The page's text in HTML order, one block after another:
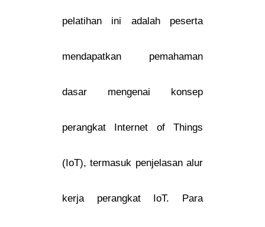
pelatihan ini adalah peserta
mendapatkan pemahaman
dasar mengenai konsep
perangkat Internet of Things
(IoT), termasuk penjelasan alur
kerja perangkat IoT. Para